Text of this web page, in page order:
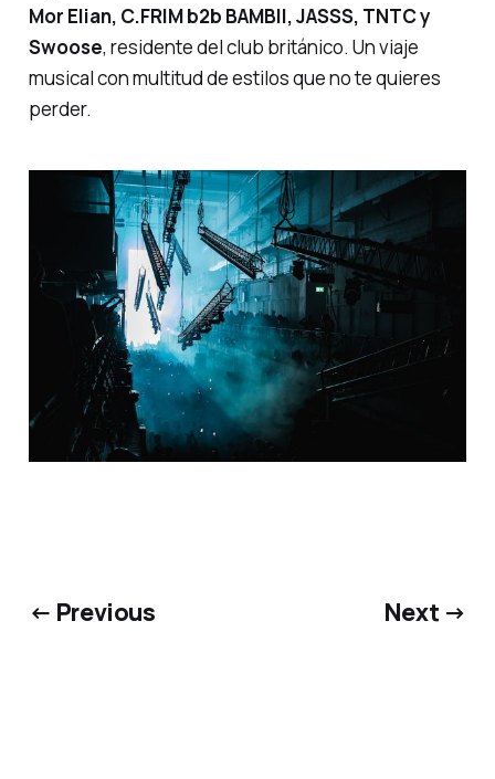
Mor Elian, C.FRIM b2b BAMBII, JASSS, TNTC y
Swoose, residente del club británico. Un viaje
musical con multitud de estilos que no te quieres
perder.
← Previous Next →